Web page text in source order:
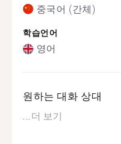
중국어 (간체)
학습언어
영어
원하는 대화 상대
...더 보기